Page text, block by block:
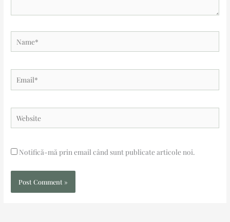
Email*
Notifică-mă prin email când sunt publicate articole noi.